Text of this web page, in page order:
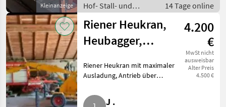
Kleinanzeige
Hof- Stall- und
Weidetechnik /
Heutechnik
14 Tage online
Riener Heukran,
Heubagger,
4.200
€
MwSt nicht
ausweisbar
Alter Preis
4.500 €
Riener Heukran mit maximaler
Ausladung, Antrieb über
möglich, sehr hubstark, teilw.
J .